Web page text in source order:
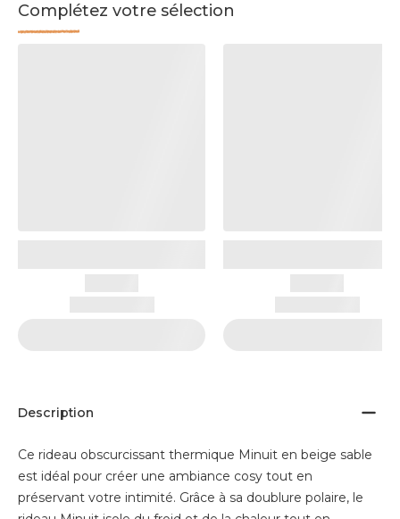
Complétez votre sélection
Description
Ce rideau obscurcissant thermique Minuit en beige sable
est idéal pour créer une ambiance cosy tout en
préservant votre intimité. Grâce à sa doublure polaire, le